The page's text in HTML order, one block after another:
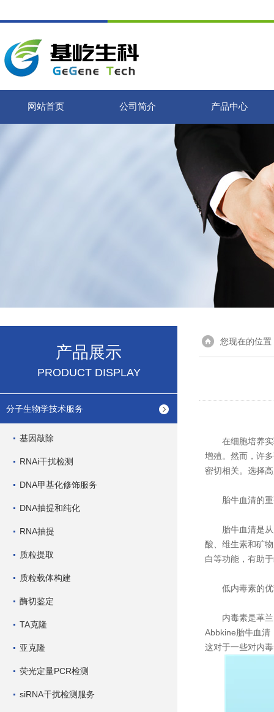
网站首页 公司简介 产品中心
产品展示
PRODUCT DISPLAY
分子生物学技术服务
基因敲除
RNAi干扰检测
DNA甲基化修饰服务
DNA抽提和纯化
RNA抽提
质粒提取
质粒载体构建
酶切鉴定
TA克隆
亚克隆
荧光定量PCR检测
siRNA干扰检测服务
您现在的位置
在细胞培养实
增殖。然而，许
密切相关。选择
胎牛血清的重
胎牛血清是从
酸、维生素和矿
白等功能，有助
低内毒素的优
内毒素是革兰
Abbkine胎牛血清
这对于一些对内